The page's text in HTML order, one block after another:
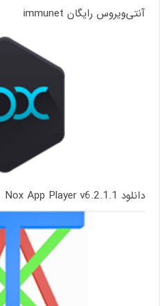
آنتی‌ویروس رایگان immunet
دانلود Nox App Player v6.2.1.1